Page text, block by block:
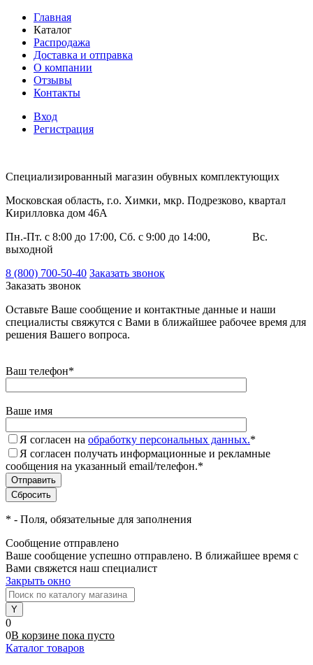
Главная
Каталог
Распродажа
Доставка и отправка
О компании
Отзывы
Контакты
Вход
Регистрация
Специализированный магазин обувных комплектующих
Московская область, г.о. Химки, мкр. Подрезково, квартал
Кирилловка дом 46А
Пн.-Пт. с 8:00 до 17:00, Сб. с 9:00 до 14:00, Вс.
выходной
8 (800) 700-50-40 Заказать звонок
Заказать звонок
Оставьте Ваше сообщение и контактные данные и наши
специалисты свяжутся с Вами в ближайшее рабочее время для
решения Вашего вопроса.
Ваш телефон*
Ваше имя
Я согласен на обработку персональных данных.*
Я согласен получать информационные и рекламные
сообщения на указанный email/телефон.*
* - Поля, обязательные для заполнения
Сообщение отправлено
Ваше сообщение успешно отправлено. В ближайшее время с
Вами свяжется наш специалист
Закрыть окно
0
0В корзине пока пусто
Каталог товаров